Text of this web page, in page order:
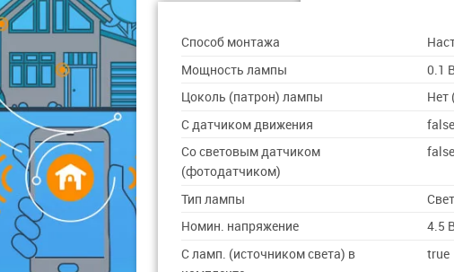
Способ монтажа
Мощность лампы
0.1
Цоколь (патрон) лампы
Нет
С датчиком движения
false
Со световым датчиком
(фотодатчиком)
false
Тип лампы
Номин. напряжение
4.5
С ламп. (источником света) в
true